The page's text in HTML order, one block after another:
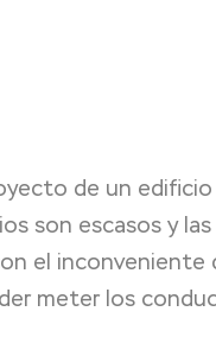
de un
son escasos y
el inconveniente
meter los